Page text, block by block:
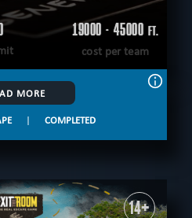
19000 - 45000 FT.
cost per team
MORE
| COMPLETED
14+